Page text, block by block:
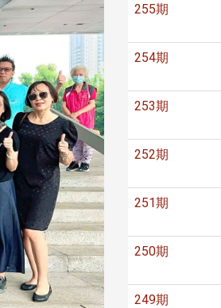
255期
254期
253期
252期
251期
250期
249期